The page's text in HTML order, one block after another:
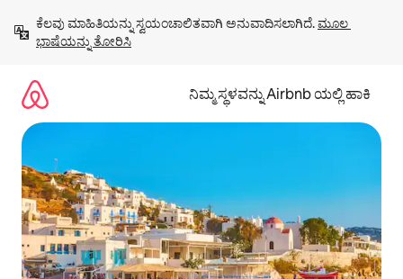
ಹೋಗಿ
ಕೆಲವು ಮಾಹಿತಿಯನ್ನು ಸ್ವಯಂಚಾಲಿತವಾಗಿ ಅನುವಾದಿಸಲಾಗಿದೆ. ಮೂಲ
ಭಾಷೆಯನ್ನು ತೋರಿಸಿ
ನಿಮ್ಮ ಸ್ಥಳವನ್ನು Airbnb ಯಲ್ಲಿ ಹಾಕಿ